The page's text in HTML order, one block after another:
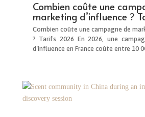
Combien coûte une
marketing d’influence ?
Combien coûte une campagne de
? Tarifs 2026 En 2026, une
d'influence en France coûte entre 10